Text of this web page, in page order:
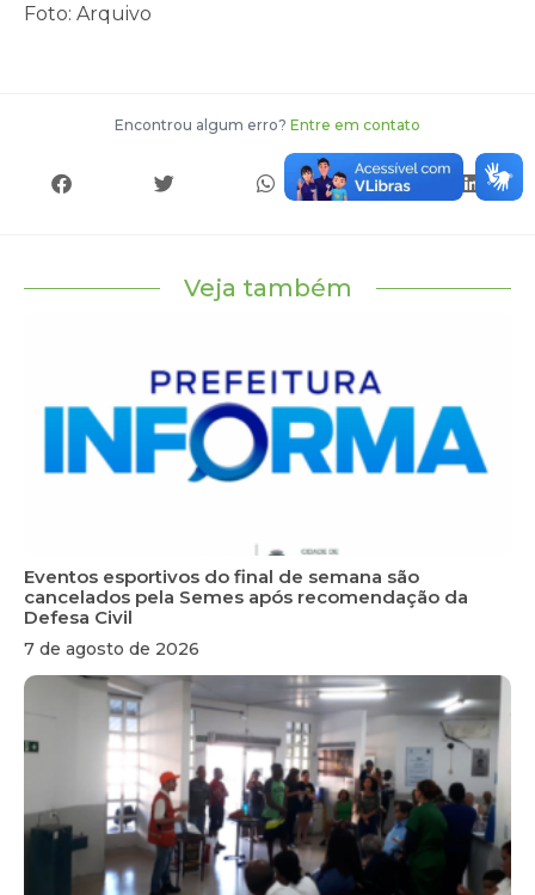
Foto: Arquivo
Encontrou algum erro? Entre em contato
Veja também
Eventos esportivos do final de semana são
cancelados pela Semes após recomendação da
Defesa Civil
7 de agosto de 2026